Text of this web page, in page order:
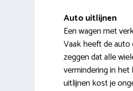
Auto uitlijnen
Een wagen met
Vaak heeft de
zeggen dat alle
vermindering in
uitlijnen kost je